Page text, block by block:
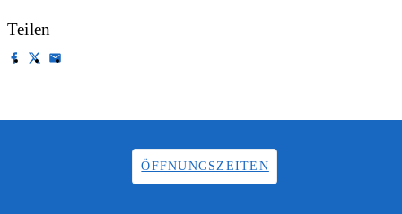
Teilen
ÖFFNUNGSZEITEN